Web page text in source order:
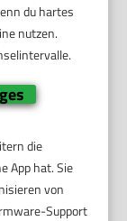
du hartes
nutzen.
die
App hat. Sie
von
Support